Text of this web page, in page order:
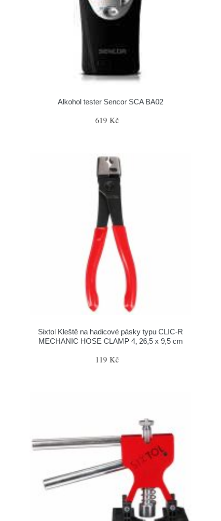
Alkohol tester Sencor SCA BA02
619 Kč
Sixtol Kleště na hadicové pásky typu CLIC-R
MECHANIC HOSE CLAMP 4, 26,5 x 9,5 cm
119 Kč